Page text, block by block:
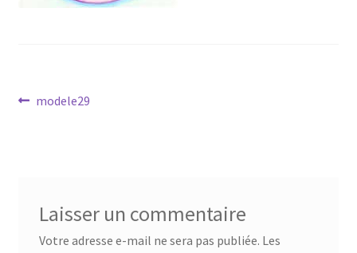
Mon compte
Navigation
Article
modele29
Laisser un commentaire
Votre adresse e-mail ne sera pas publiée. Les